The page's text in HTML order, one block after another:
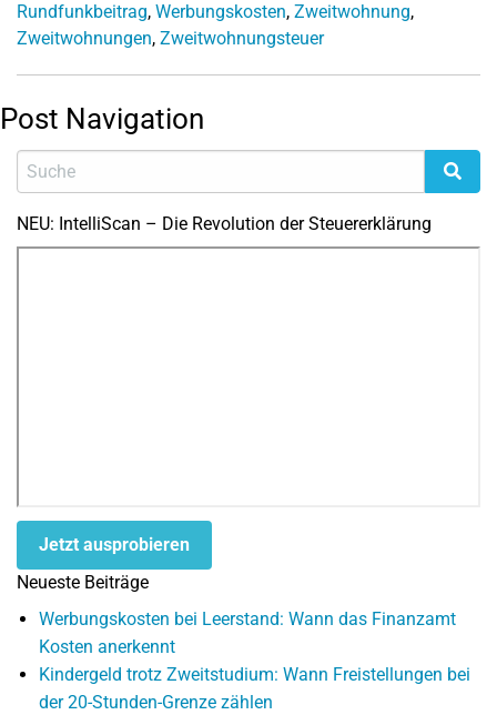
Rundfunkbeitrag, Werbungskosten, Zweitwohnung,
Zweitwohnungen, Zweitwohnungsteuer
Post Navigation
NEU: IntelliScan – Die Revolution der Steuererklärung
Jetzt ausprobieren
Neueste Beiträge
Werbungskosten bei Leerstand: Wann das Finanzamt
Kosten anerkennt
Kindergeld trotz Zweitstudium: Wann Freistellungen bei
der 20-Stunden-Grenze zählen